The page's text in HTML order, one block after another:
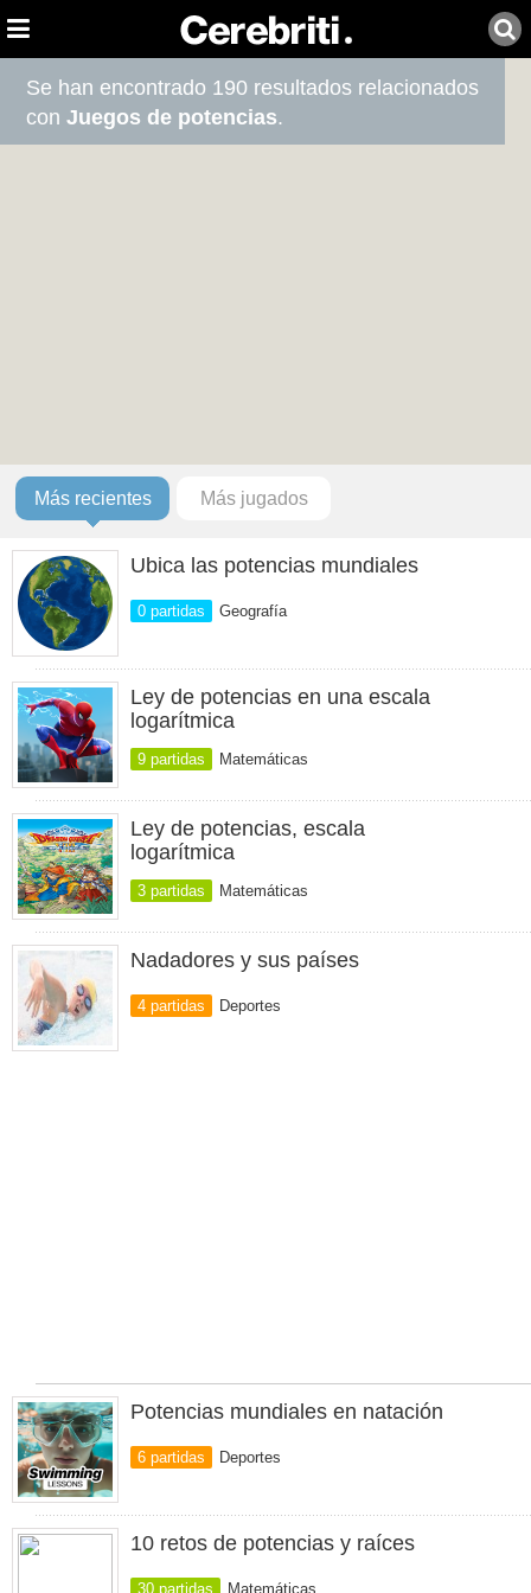
Se han encontrado 190 resultados relacionados
conJuegos de potencias.
Más recientes Más jugados
Ubica las potencias mundiales
0 partidas Geografía
Ley de potencias en una escala
logarítmica
9 partidas Matemáticas
Ley de potencias, escala
logarítmica
3 partidas Matemáticas
Nadadores y sus países
4 partidas Deportes
Potencias mundiales en natación
6 partidas Deportes
10 retos de potencias y raíces
30 partidas Matemáticas